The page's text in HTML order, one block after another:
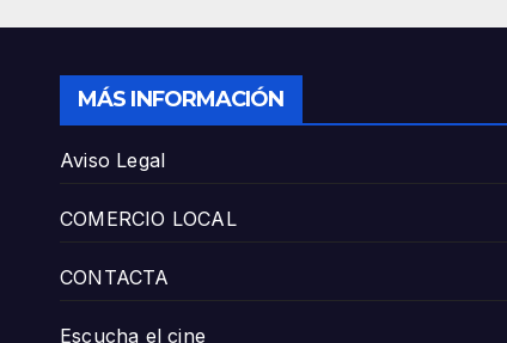
MÁS INFORMACIÓN
Aviso Legal
COMERCIO LOCAL
CONTACTA
Escucha el cine